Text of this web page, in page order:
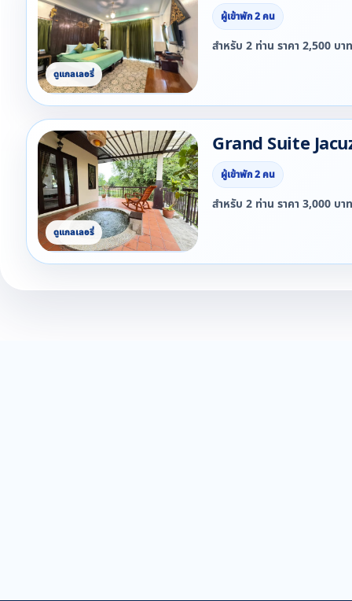
ผู้เข้าพัก 2 คน
สำหรับ 2 ท่าน ราคา 2,500 บาท
Grand Suite
ผู้เข้าพัก 2 คน
สำหรับ 2 ท่าน ราคา 3,000 บาท